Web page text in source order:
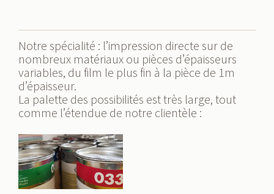
Notre spécialité : l’impression directe sur de
nombreux matériaux ou pièces d’épaisseurs
variables, du film le plus fin à la pièce de 1m
d’épaisseur.
La palette des possibilités est très large, tout
comme l’étendue de notre clientèle :